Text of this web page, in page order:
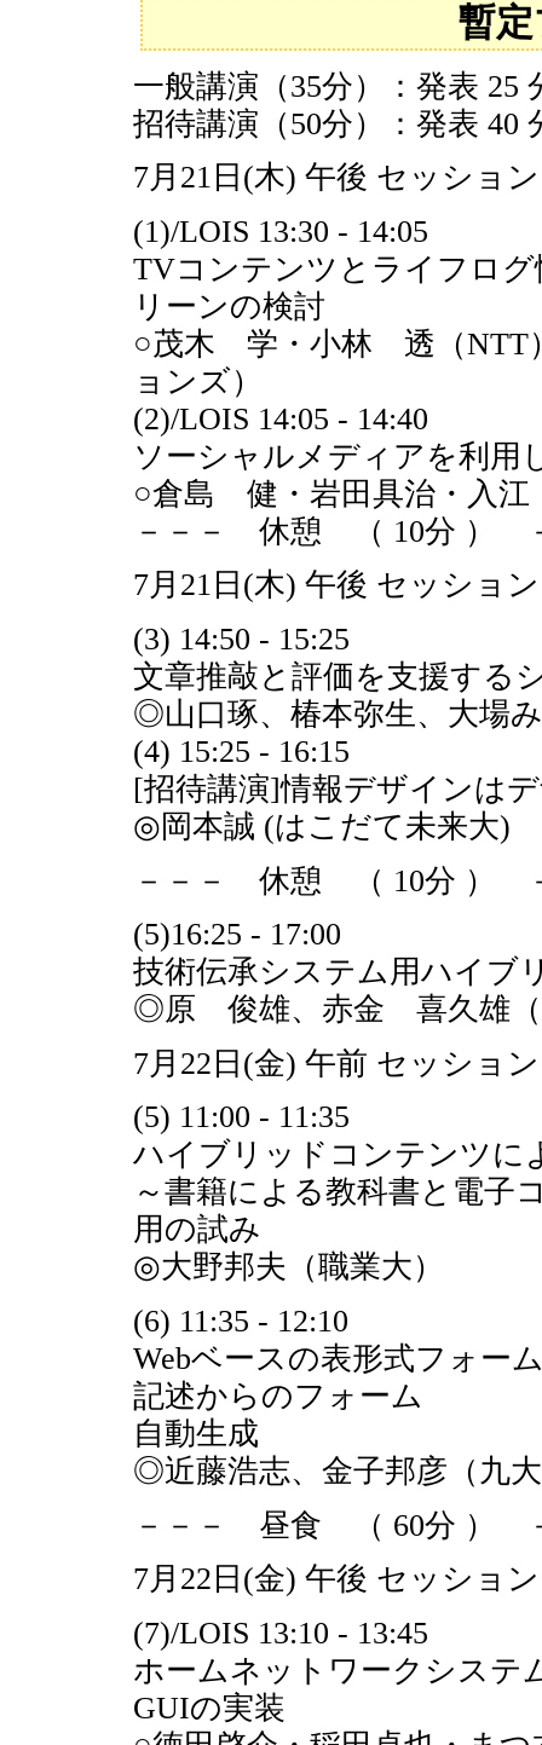
暫
一般講演（35分）：発表 25
招待講演（50分）：発表 40
7月21日(木) 午後 セッショ
(1)/LOIS 13:30 - 14:05
TVコンテンツとライフロ
リーンの検討
○茂木 学・小林 透（NTT
ョンズ）
(2)/LOIS 14:05 - 14:40
ソーシャルメディアを利用
○倉島 健・岩田具治・入
－－－ 休憩 （ 10分 ）
7月21日(木) 午後 セッショ
(3) 14:50 - 15:25
文章推敲と評価を支援する
◎山口琢、椿本弥生、大場
(4) 15:25 - 16:15
[招待講演]情報デザインは
◎岡本誠 (はこだて未来大)
－－－ 休憩 （ 10分 ）
(5)16:25 - 17:00
技術伝承システム用ハイブ
◎原 俊雄、赤金 喜久雄（
7月22日(金) 午前 セッショ
(5) 11:00 - 11:35
ハイブリッドコンテンツに
～書籍による教科書と電子
用の試み
◎大野邦夫（職業大）
(6) 11:35 - 12:10
Webベースの表形式フォー
記述からのフォーム
自動生成
◎近藤浩志、金子邦彦（九
－－－ 昼食 （ 60分 ）
7月22日(金) 午後 セッショ
(7)/LOIS 13:10 - 13:45
ホームネットワークシステ
GUIの実装